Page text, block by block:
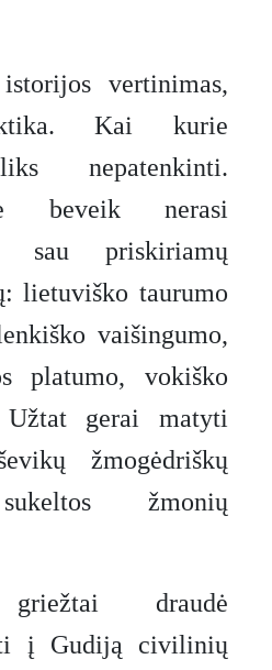
vertinimas,
Kai kurie
nepatenkinti.
beveik nerasi
sau priskiriamų
lietuviško taurumo
vaišingumo,
platumo, vokiško
Užtat gerai matyti
žmogėdriškų
žmonių
draudė
į Gudiją civilinių